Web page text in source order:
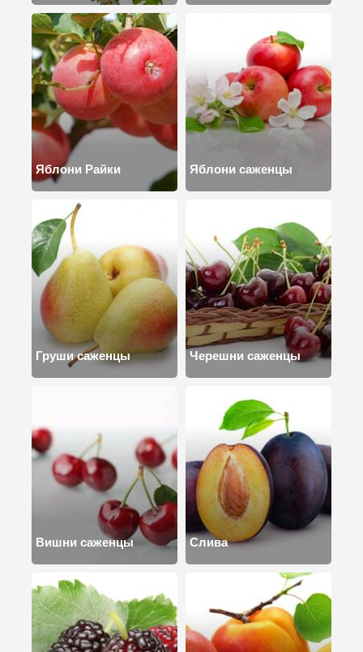
Яблони Райки Яблони саженцы
Груши саженцы Черешни саженцы
Вишни саженцы Слива